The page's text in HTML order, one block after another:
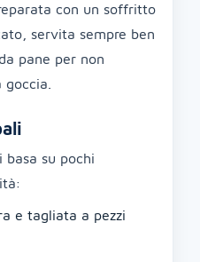
con un soffritto
servita sempre ben
pane per non
su pochi
e tagliata a pezzi